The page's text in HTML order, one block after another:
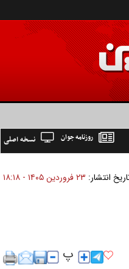
نسخه اصلی روزنامه جوان
انتشار: ۲۳ فروردين ۱۴۰۵ - ۱۸:۱۸